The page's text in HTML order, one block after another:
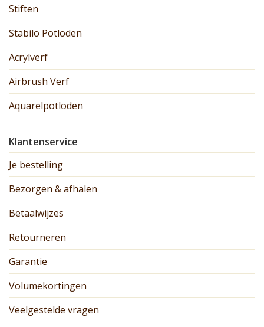
Stiften
Stabilo Potloden
Acrylverf
Airbrush Verf
Aquarelpotloden
Klantenservice
Je bestelling
Bezorgen & afhalen
Betaalwijzes
Retourneren
Garantie
Volumekortingen
Veelgestelde vragen